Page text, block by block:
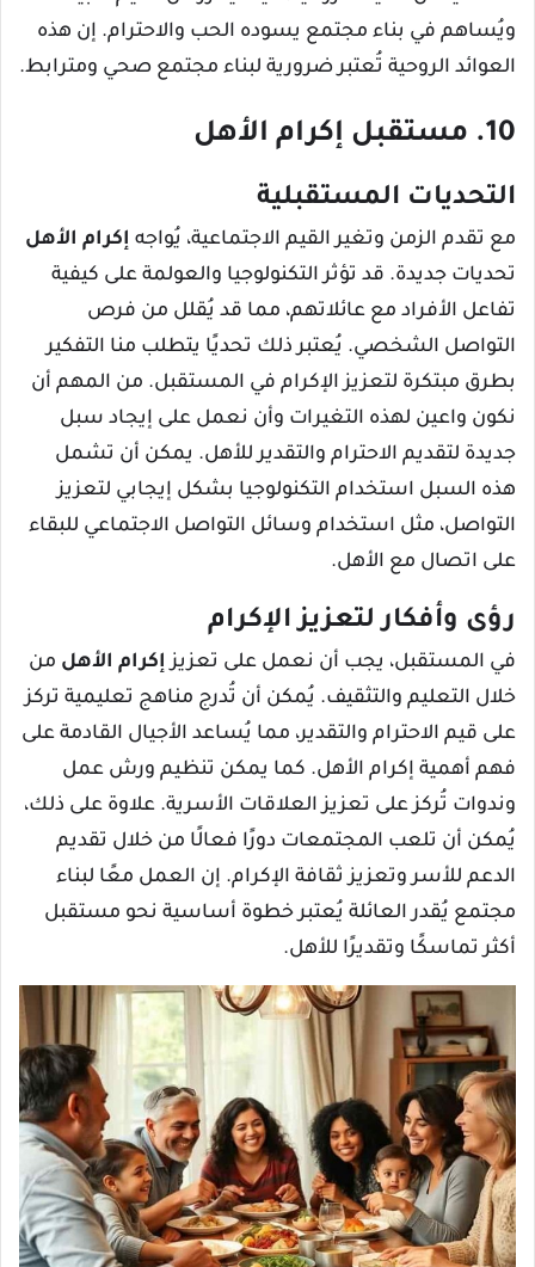
ويُساهم في بناء مجتمع يسوده الحب والاحترام. إن هذه
العوائد الروحية تُعتبر ضرورية لبناء مجتمع صحي ومترابط.
10. مستقبل إكرام الأهل
التحديات المستقبلية
مع تقدم الزمن وتغير القيم الاجتماعية، يُواجه إكرام الأهل
تحديات جديدة. قد تؤثر التكنولوجيا والعولمة على كيفية
تفاعل الأفراد مع عائلاتهم، مما قد يُقلل من فرص
التواصل الشخصي. يُعتبر ذلك تحديًا يتطلب منا التفكير
بطرق مبتكرة لتعزيز الإكرام في المستقبل. من المهم أن
نكون واعين لهذه التغيرات وأن نعمل على إيجاد سبل
جديدة لتقديم الاحترام والتقدير للأهل. يمكن أن تشمل
هذه السبل استخدام التكنولوجيا بشكل إيجابي لتعزيز
التواصل، مثل استخدام وسائل التواصل الاجتماعي للبقاء
على اتصال مع الأهل.
رؤى وأفكار لتعزيز الإكرام
في المستقبل، يجب أن نعمل على تعزيز إكرام الأهل من
خلال التعليم والتثقيف. يُمكن أن تُدرج مناهج تعليمية تركز
على قيم الاحترام والتقدير، مما يُساعد الأجيال القادمة على
فهم أهمية إكرام الأهل. كما يمكن تنظيم ورش عمل
وندوات تُركز على تعزيز العلاقات الأسرية. علاوة على ذلك،
يُمكن أن تلعب المجتمعات دورًا فعالًا من خلال تقديم
الدعم للأسر وتعزيز ثقافة الإكرام. إن العمل معًا لبناء
مجتمع يُقدر العائلة يُعتبر خطوة أساسية نحو مستقبل
أكثر تماسكًا وتقديرًا للأهل.